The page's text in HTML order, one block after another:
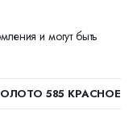
и могут быть
585 КРАСНОЕ